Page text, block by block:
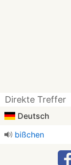
Direkte Treffer
Deutsch
bißchen